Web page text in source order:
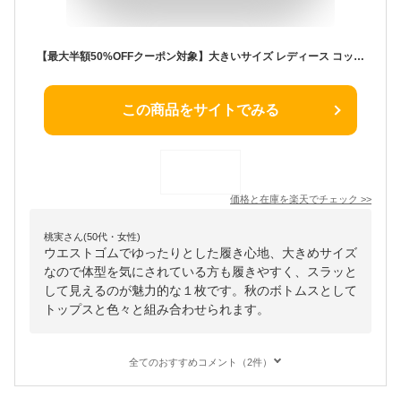
【最大半額50%OFFクーポン対象】大きいサイズ レディース コットンシェフパンツ ボトムス ツイル パンツ ゆったり イージー チノパン リラックス ウエストゴム 美シルエット 無地 ビッグサイズ 韓国ファッション L LL 3L 4L _0305
この商品をサイトでみる
価格と在庫を楽天でチェック >>
桃実さん(50代・女性)
ウエストゴムでゆったりとした履き心地、大きめサイズ
なので体型を気にされている方も履きやすく、スラッと
して見えるのが魅力的な１枚です。秋のボトムスとして
トップスと色々と組み合わせられます。
全てのおすすめコメント（2件）